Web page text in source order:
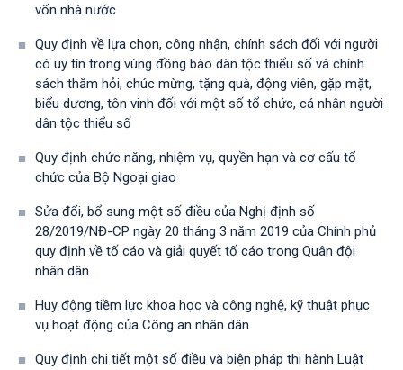
vốn nhà nước
Quy định về lựa chọn, công nhận, chính sách đối với người
có uy tín trong vùng đồng bào dân tộc thiểu số và chính
sách thăm hỏi, chúc mừng, tặng quà, động viên, gặp mặt,
biểu dương, tôn vinh đối với một số tổ chức, cá nhân người
dân tộc thiểu số
Quy định chức năng, nhiệm vụ, quyền hạn và cơ cấu tổ
chức của Bộ Ngoại giao
Sửa đổi, bổ sung một số điều của Nghị định số
28/2019/NĐ-CР ngày 20 tháng 3 năm 2019 của Chính phủ
quy định về tố cáo và giải quyết tố cáo trong Quân đội
nhân dân
Huy động tiềm lực khoa học và công nghệ, kỹ thuật phục
vụ hoạt động của Công an nhân dân
Quy định chi tiết một số điều và biện pháp thi hành Luật